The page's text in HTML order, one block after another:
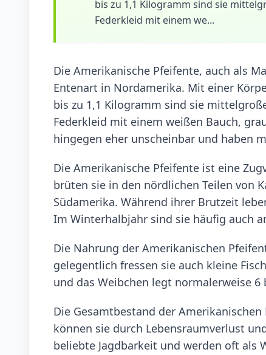
bis zu 1,1 Kilogramm sind sie
Federkleid mit einem we...
Die Amerikanische Pfeifente, auch als
Entenart in Nordamerika. Mit einer
bis zu 1,1 Kilogramm sind sie
Federkleid mit einem weißen Bauch,
hingegen eher unscheinbar und haben
Die Amerikanische Pfeifente ist eine
brüten sie in den nördlichen Teilen von
Südamerika. Während ihrer Brutzeit
Im Winterhalbjahr sind sie häufig auch
Die Nahrung der Amerikanischen
gelegentlich fressen sie auch kleine
und das Weibchen legt normalerweise
Die Gesamtbestand der
können sie durch Lebensraumverlust
beliebte Jagdbarkeit und werden oft als